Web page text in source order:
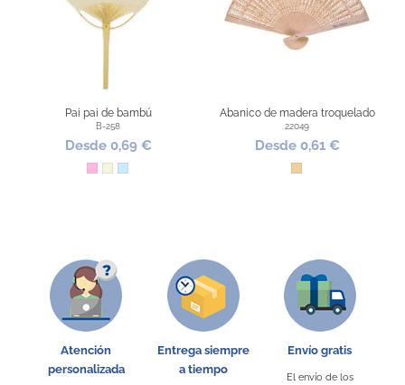
Pai pai de bambú
B-258
Desde 0,69 €
RosaBeigeAzul Claro
Abanico de madera troquelado
22049
Desde 0,61 €
Madera
Atención
personalizada
Entrega siempre
a tiempo
Envío gratis
El envío de los